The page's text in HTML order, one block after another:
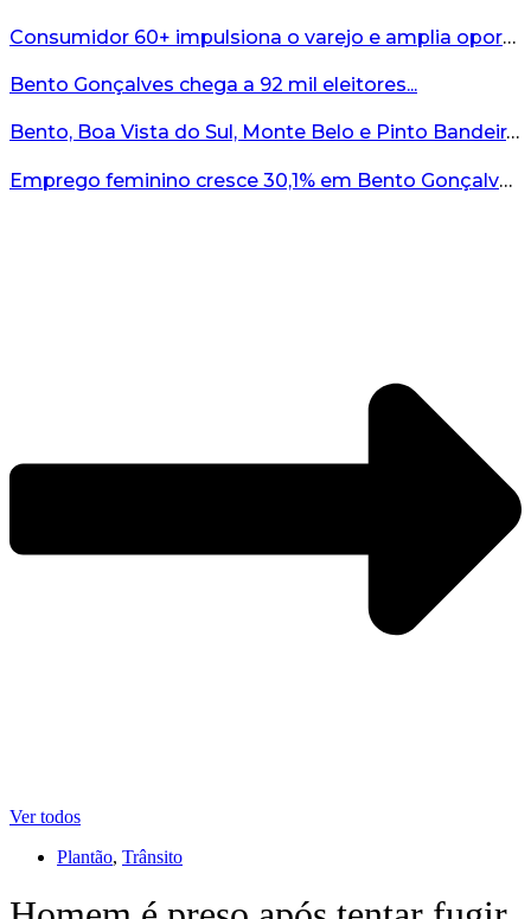
Consumidor 60+ impulsiona o varejo e amplia oportunidades para o comércio ...
Bento Gonçalves chega a 92 mil eleitores...
Bento, Boa Vista do Sul, Monte Belo e Pinto Bandeira registram quatro casos de abigeato este ano...
Emprego feminino cresce 30,1% em Bento Gonçalves...
Ver todos
Plantão, Trânsito